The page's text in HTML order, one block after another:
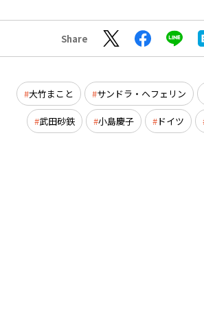
Share
大竹まこと サンドラ・ヘフェリン
武田砂鉄 小島慶子 ドイツ